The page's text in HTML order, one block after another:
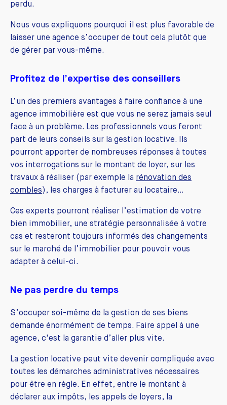
perdu.
Nous vous expliquons pourquoi il est plus favorable de
laisser une agence s’occuper de tout cela plutôt que
de gérer par vous-même.
Profitez de l’expertise des conseillers
L’un des premiers avantages à faire confiance à une
agence immobilière est que vous ne serez jamais seul
face à un problème. Les professionnels vous feront
part de leurs conseils sur la gestion locative. Ils
pourront apporter de nombreuses réponses à toutes
vos interrogations sur le montant de loyer, sur les
travaux à réaliser (par exemple la rénovation des
combles), les charges à facturer au locataire…
Ces experts pourront réaliser l’estimation de votre
bien immobilier, une stratégie personnalisée à votre
cas et resteront toujours informés des changements
sur le marché de l’immobilier pour pouvoir vous
adapter à celui-ci.
Ne pas perdre du temps
S’occuper soi-même de la gestion de ses biens
demande énormément de temps. Faire appel à une
agence, c'est la garantie d’aller plus vite.
La gestion locative peut vite devenir compliquée avec
toutes les démarches administratives nécessaires
pour être en règle. En effet, entre le montant à
déclarer aux impôts, les appels de loyers, la